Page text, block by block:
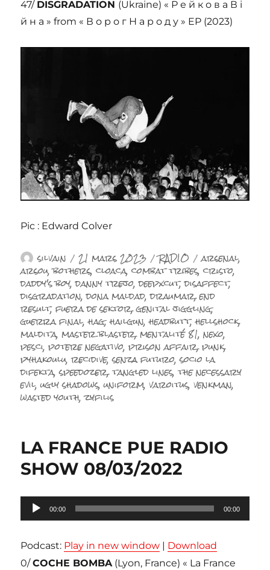
47/ DISGRADATION (Ukraine) « Р е й к о в а В і
й н а » from « В о р о г Н а р о д у » EP (2023)
Pic : Edward Colver
Auteur
silvain Publié
le
21 mars 2023 Catégories
RADIO Étiquettes
arsenal,
arsou,bothers,cloaca,combat tribes,cristo,
daddy's boy,danny trejo,deepxcut,disaffect,
disgradation,dona maldad,draumar,end
result,fuera de sektor,genital jiggling,
guerra final,hag,hailgun,headbutt,hellshock,
maldita,master blaster,mentalité 81,nexo,
pesci,potere negativo,prison affair,punk,
pyhakoulu,recidive,senza futuro,socio la
difekta,speedozer,tangled lines,the necessary
evil,ugly shadows,uniform,varoitus,venkman,
wasted youth,zyfilis
LA FRANCE PUE RADIO
SHOW 08/03/2022
Lecteur
audio
00:00 00:00
Podcast: Play in new window | Download
0/COCHE BOMBA(Lyon, France) « La France